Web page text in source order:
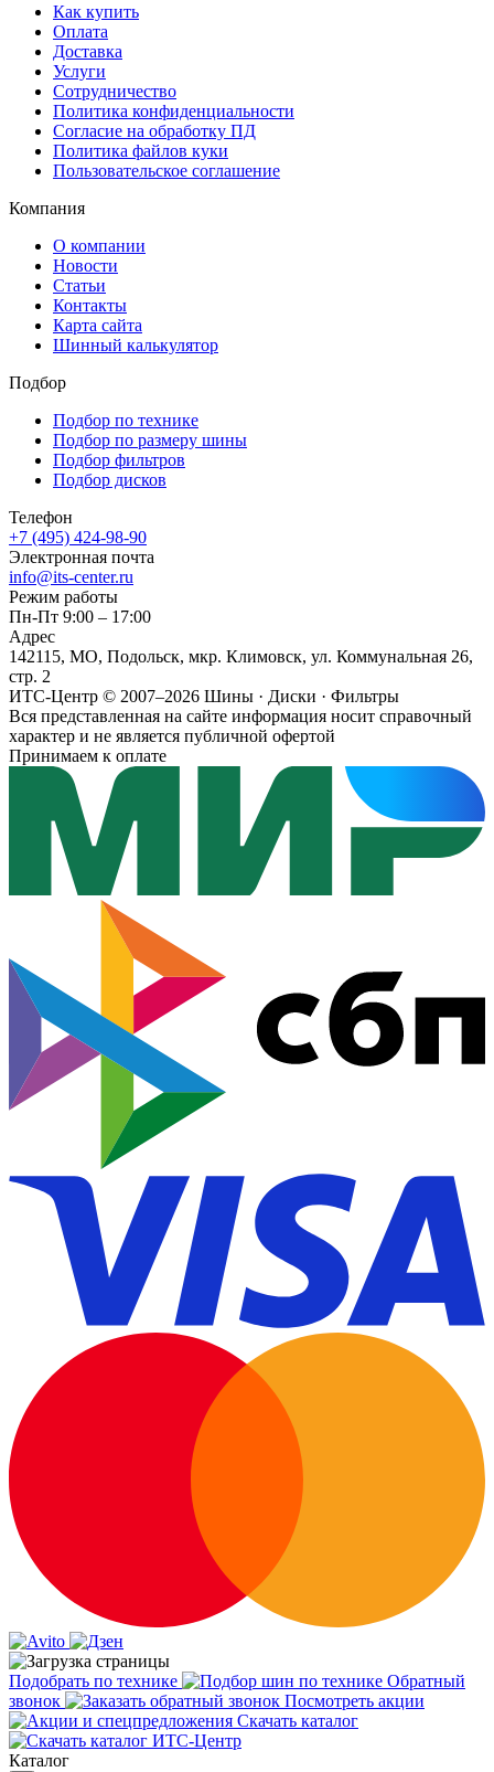
Как купить
Оплата
Доставка
Услуги
Сотрудничество
Политика конфиденциальности
Согласие на обработку ПД
Политика файлов куки
Пользовательское соглашение
Компания
О компании
Новости
Статьи
Контакты
Карта сайта
Шинный калькулятор
Подбор
Подбор по технике
Подбор по размеру шины
Подбор фильтров
Подбор дисков
Телефон
+7 (495) 424-98-90
Электронная почта
info@its-center.ru
Режим работы
Пн-Пт 9:00 – 17:00
Адрес
142115, МО, Подольск, мкр. Климовск, ул. Коммунальная 26,
стр. 2
ИТС-Центр © 2007–2026 Шины · Диски · Фильтры
Вся представленная на сайте информация носит справочный
характер и не является публичной офертой
Принимаем к оплате
Подобрать по технике
Обратный
звонок
Посмотреть акции
Скачать каталог
Каталог